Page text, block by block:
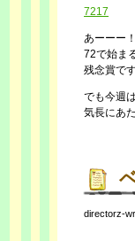
7217
あーーー
72で始ま
残念賞で
でも今週
気長にあ
directorz-